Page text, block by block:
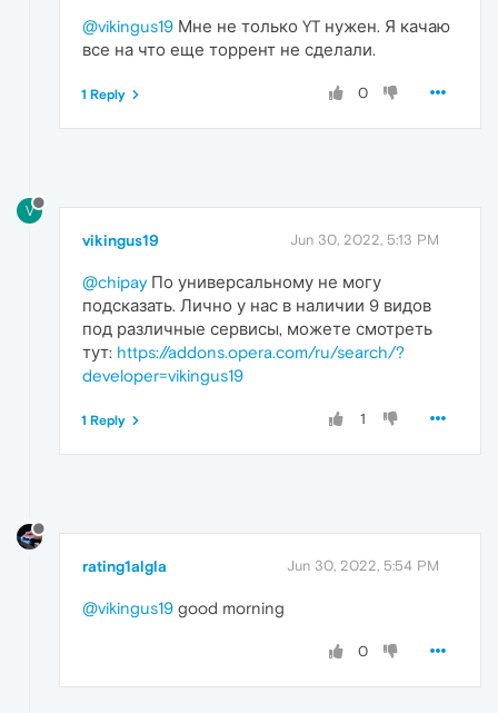
@vikingus19 Мне не только YT нужен. Я качаю
все на что еще торрент не сделали.
0
1 Reply
V
vikingus19 Jun 30, 2022, 5:13 PM
@chipayПо универсальному не могу
подсказать. Лично у нас в наличии 9 видов
под различные сервисы, можете смотреть
тут: https://addons.opera.com/ru/search/?
developer=vikingus19
1
1 Reply
rating1algla Jun 30, 2022, 5:54 PM
@vikingus19 good morning
0